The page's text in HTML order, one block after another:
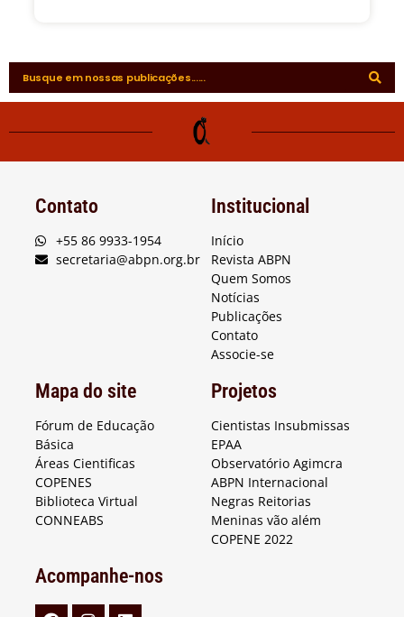
Contato
+55 86 9933-1954
secretaria@abpn.org.br
Institucional
Início
Revista ABPN
Quem Somos
Notícias
Publicações
Contato
Associe-se
Mapa do site
Fórum de Educação
Básica
Áreas Cientificas
COPENES
Biblioteca Virtual
CONNEABS
Projetos
Cientistas Insubmissas
EPAA
Observatório Agimcra
ABPN Internacional
Negras Reitorias
Meninas vão além
COPENE 2022
Acompanhe-nos